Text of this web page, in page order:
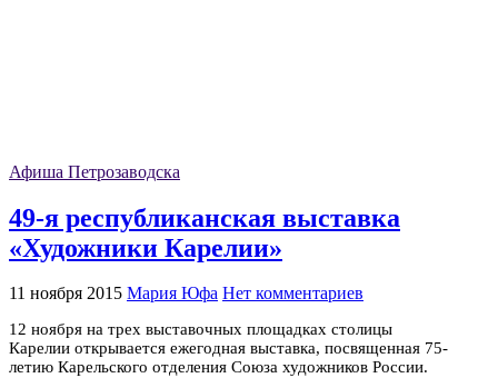
Афиша Петрозаводска
49-я республиканская выставка
«Художники Карелии»
11 ноября 2015 Мария Юфа Нет комментариев
12 ноября на трех выставочных площадках столицы
Карелии открывается ежегодная выставка, посвященная 75-
летию Карельского отделения Союза художников России.